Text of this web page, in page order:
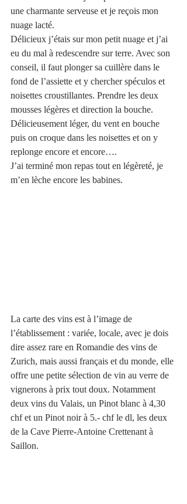
une charmante serveuse et je reçois mon
nuage lacté.
Délicieux j’étais sur mon petit nuage et j’ai
eu du mal à redescendre sur terre. Avec son
conseil, il faut plonger sa cuillère dans le
fond de l’assiette et y chercher spéculos et
noisettes croustillantes. Prendre les deux
mousses légères et direction la bouche.
Délicieusement léger, du vent en bouche
puis on croque dans les noisettes et on y
replonge encore et encore….
J’ai terminé mon repas tout en légèreté, je
m’en lèche encore les babines.
La carte des vins est à l’image de
l’établissement : variée, locale, avec je dois
dire assez rare en Romandie des vins de
Zurich, mais aussi français et du monde, elle
offre une petite sélection de vin au verre de
vignerons à prix tout doux. Notamment
deux vins du Valais, un Pinot blanc à 4,30
chf et un Pinot noir à 5.- chf le dl, les deux
de la Cave Pierre-Antoine Crettenant à
Saillon.